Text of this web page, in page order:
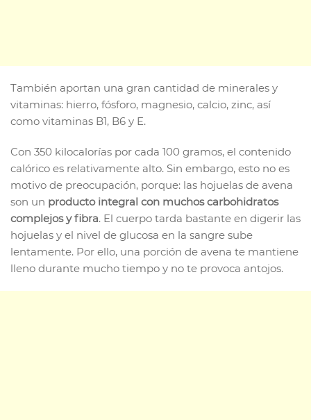
También aportan una gran cantidad de minerales y
vitaminas: hierro, fósforo, magnesio, calcio, zinc, así
como vitaminas B1, B6 y E.
Con 350 kilocalorías por cada 100 gramos, el contenido
calórico es relativamente alto. Sin embargo, esto no es
motivo de preocupación, porque: las hojuelas de avena
son un producto integral con muchos carbohidratos
complejos y fibra. El cuerpo tarda bastante en digerir las
hojuelas y el nivel de glucosa en la sangre sube
lentamente. Por ello, una porción de avena te mantiene
lleno durante mucho tiempo y no te provoca antojos.